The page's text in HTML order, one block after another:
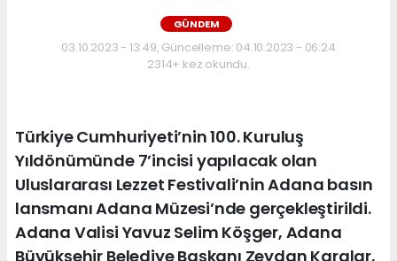
GÜNDEM
03.10.2023 - 13:49, Güncelleme: 04.10.2023 - 06:24
2314+ kez okundu.
Türkiye Cumhuriyeti’nin 100. Kuruluş
Yıldönümünde 7’incisi yapılacak olan
Uluslararası Lezzet Festivali’nin Adana basın
lansmanı Adana Müzesi’nde gerçekleştirildi.
Adana Valisi Yavuz Selim Köşger, Adana
Büyükşehir Belediye Başkanı Zeydan Karalar,